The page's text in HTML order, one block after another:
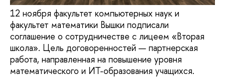
12 ноября факультет компьютерных наук и
факультет математики Вышки подписали
соглашение о сотрудничестве с лицеем «Вторая
школа». Цель договоренностей — партнерская
работа, направленная на повышение уровня
математического и ИТ-образования учащихся.